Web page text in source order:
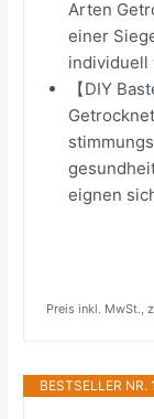
Arten
einer
individuell
【DIY
eignen
Preis inkl. MwSt.,
BESTSELLER NR.